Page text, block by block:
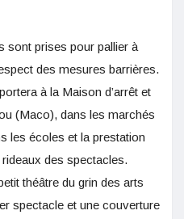
sont prises pour pallier à
des mesures barrières.
à la Maison d’arrêt et
(Maco), dans les marchés
les écoles et la prestation
des spectacles.
théâtre du grin des arts
spectacle et une couverture